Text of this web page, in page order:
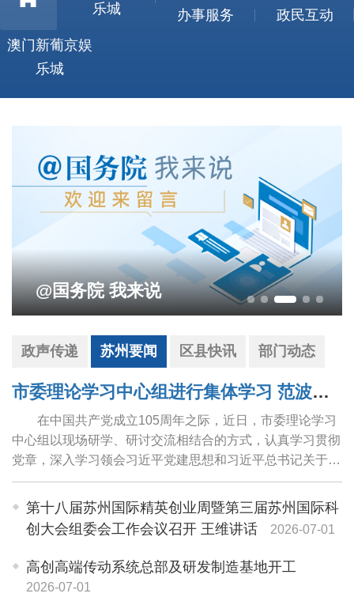
乐城
办事服务
政民互动
澳门新葡京娱
乐城
@国务院 我来说
政声传递 苏州要闻 区县快讯 部门动态
市委理论学习中心组进行集体学习 范波主持并讲话
在中国共产党成立105周年之际，近日，市委理论学习
中心组以现场研学、研讨交流相结合的方式，认真学习贯彻
党章，深入学习领会习近平党建思想和习近平总书记关于党
的历史的重要论述，坚定理想信念、砥砺初心使命，扛牢管
党治党责任，以高质量党建引领高质量发展...
第十八届苏州国际精英创业周暨第三届苏州国际科
创大会组委会工作会议召开 王维讲话
2026-07-01
高创高端传动系统总部及研发制造基地开工
2026-07-01